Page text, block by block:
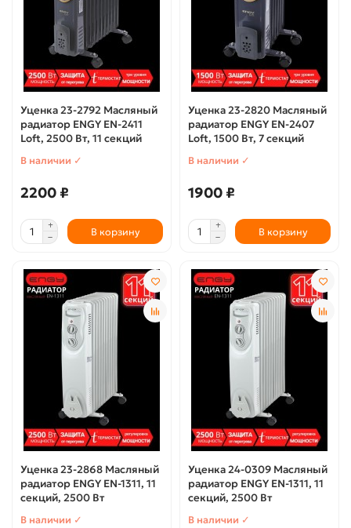
Уценка 23-2792 Масляный
радиатор ENGY EN-2411
Loft, 2500 Вт, 11 секций
В наличии ✓
2200 ₽
В корзину
Уценка 23-2820 Масляный
радиатор ENGY EN-2407
Loft, 1500 Вт, 7 секций
В наличии ✓
1900 ₽
В корзину
Уценка 23-2868 Масляный
радиатор ENGY EN-1311, 11
секций, 2500 Вт
В наличии ✓
Уценка 24-0309 Масляный
радиатор ENGY EN-1311, 11
секций, 2500 Вт
В наличии ✓